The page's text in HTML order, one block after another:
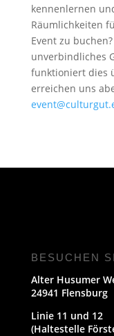
kennenlernen
Räumlichkeiten
Event zu
unverbindliches
funktioniert dies
erreichen uns
BESUCHEN
Alter Husumer
24941 Flensburg
Linie 11 und 12
(Haltestelle